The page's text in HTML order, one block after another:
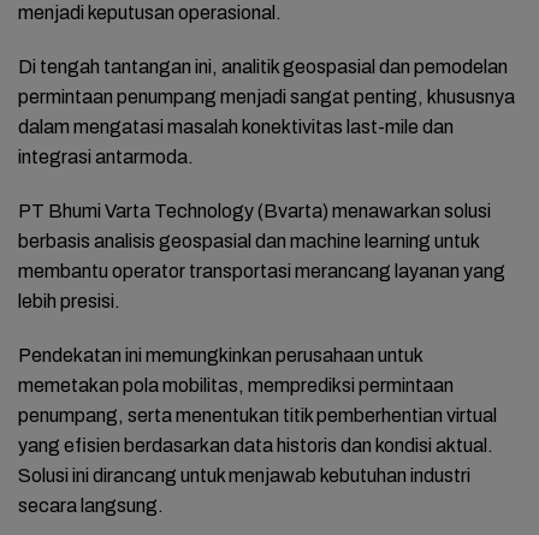
menjadi keputusan operasional.
Di tengah tantangan ini, analitik geospasial dan pemodelan
permintaan penumpang menjadi sangat penting, khususnya
dalam mengatasi masalah konektivitas last-mile dan
integrasi antarmoda.
PT Bhumi Varta Technology (Bvarta) menawarkan solusi
berbasis analisis geospasial dan machine learning untuk
membantu operator transportasi merancang layanan yang
lebih presisi.
Pendekatan ini memungkinkan perusahaan untuk
memetakan pola mobilitas, memprediksi permintaan
penumpang, serta menentukan titik pemberhentian virtual
yang efisien berdasarkan data historis dan kondisi aktual.
Solusi ini dirancang untuk menjawab kebutuhan industri
secara langsung.